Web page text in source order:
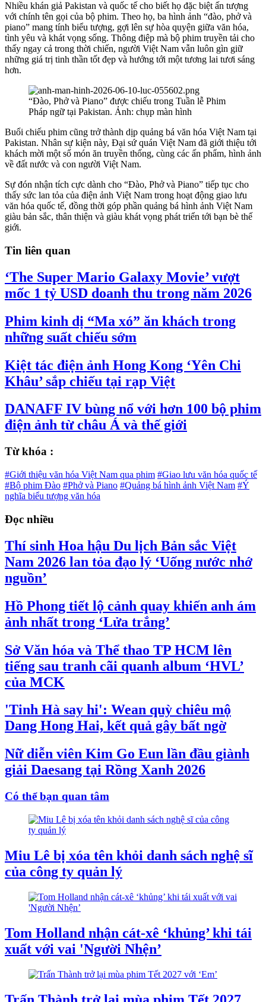
Nhiều khán giả Pakistan và quốc tế cho biết họ đặc biệt ấn tượng
với chính tên gọi của bộ phim. Theo họ, ba hình ảnh “đào, phở và
piano” mang tính biểu tượng, gợi lên sự hòa quyện giữa văn hóa,
tình yêu và khát vọng sống. Thông điệp mà bộ phim truyền tải cho
thấy ngay cả trong thời chiến, người Việt Nam vẫn luôn gìn giữ
những giá trị tinh thần tốt đẹp và hướng tới một tương lai tươi sáng
hơn.
“Đào, Phở và Piano” được chiếu trong Tuần lễ Phim
Pháp ngữ tại Pakistan. Ảnh: chụp màn hình
Buổi chiếu phim cũng trở thành dịp quảng bá văn hóa Việt Nam tại
Pakistan. Nhân sự kiện này, Đại sứ quán Việt Nam đã giới thiệu tới
khách mời một số món ăn truyền thống, cùng các ấn phẩm, hình ảnh
về đất nước và con người Việt Nam.
Sự đón nhận tích cực dành cho “Đào, Phở và Piano” tiếp tục cho
thấy sức lan tỏa của điện ảnh Việt Nam trong hoạt động giao lưu
văn hóa quốc tế, đồng thời góp phần quảng bá hình ảnh Việt Nam
giàu bản sắc, thân thiện và giàu khát vọng phát triển tới bạn bè thế
giới.
Tin liên quan
‘The Super Mario Galaxy Movie’ vượt
mốc 1 tỷ USD doanh thu trong năm 2026
Phim kinh dị “Ma xó” ăn khách trong
những suất chiếu sớm
Kiệt tác điện ảnh Hong Kong ‘Yên Chi
Khâu’ sắp chiếu tại rạp Việt
DANAFF IV bùng nổ với hơn 100 bộ phim
điện ảnh từ châu Á và thế giới
Từ khóa :
#Giới thiệu văn hóa Việt Nam qua phim #Giao lưu văn hóa quốc tế
#Bộ phim Đào #Phở và Piano #Quảng bá hình ảnh Việt Nam #Ý
nghĩa biểu tượng văn hóa
Đọc nhiều
Thí sinh Hoa hậu Du lịch Bản sắc Việt
Nam 2026 lan tỏa đạo lý ‘Uống nước nhớ
nguồn’
Hồ Phong tiết lộ cảnh quay khiến anh ám
ảnh nhất trong ‘Lửa trắng’
Sở Văn hóa và Thể thao TP HCM lên
tiếng sau tranh cãi quanh album ‘HVL’
của MCK
'Tinh Hà say hi': Wean quỳ chiêu mộ
Dang Hong Hai, kết quả gây bất ngờ
Nữ diễn viên Kim Go Eun lần đầu giành
giải Daesang tại Rồng Xanh 2026
Có thể bạn quan tâm
Miu Lê bị xóa tên khỏi danh sách nghệ sĩ
của công ty quản lý
Tom Holland nhận cát-xê ‘khủng’ khi tái
xuất với vai 'Người Nhện’